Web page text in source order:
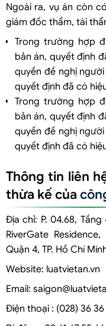
Ngoài ra, vụ án còn
giám đốc thẩm, tái
Trong trường hợp
bản án, quyết định
quyền đề nghị
quyết định đã có
Trong trường hợp
bản án, quyết định
quyền đề nghị
quyết định đã có
Thông tin liên
thừa kế của
Địa chỉ: P. 04.68,
RiverGate
Quận 4, TP. Hồ Chí
Website: luatvietan.vn
Email:
Điện thoại : (028) 36